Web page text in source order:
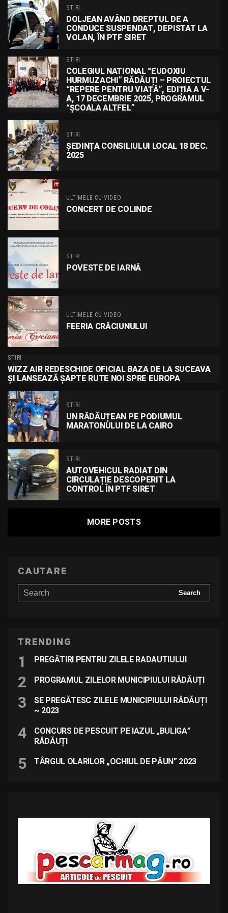
STIRI
DOLJEAN AVÂND DREPTUL DE A
CONDUCE SUSPENDAT, DEPISTAT LA
VOLAN, ÎN PTF SIRET
STIRI
COLEGIUL NATIONAL “EUDOXIU
HURMUZACHI” RĂDĂUȚI – PROIECTUL
“REPERE PENTRU VIAȚĂ”, EDIȚIA A V-
A, 17 DECEMBRIE 2025, PROGRAMUL
“ȘCOALA ALTFEL”
STIRI
ȘEDINȚA CONSILIULUI LOCAL 18 DEC.
2025
ULTIMELE CU VIDEO
CONCERT DE COLINDE
STIRI
POVESTE DE IARNĂ
ULTIMELE CU VIDEO
FEERIA CRĂCIUNULUI
STIRI
WIZZ AIR REDESCHIDE OFICIAL BAZA DE LA SUCEAVA
ȘI LANSEAZĂ ȘAPTE RUTE NOI SPRE EUROPA
STIRI
UN RĂDĂUȚEAN PE PODIUMUL
MARATONULUI DE LA CAIRO
STIRI
AUTOVEHICUL RADIAT DIN
CIRCULAȚIE DESCOPERIT LA
CONTROL ÎN PTF SIRET
MORE POSTS
CAUTARE
TRENDING
PREGĂTIRI PENTRU ZILELE RADAUTIULUI
PROGRAMUL ZILELOR MUNICIPIULUI RĂDĂUȚI
SE PREGĂTESC ZILELE MUNICIPIULUI RĂDĂUȚI
~ 2023
CONCURS DE PESCUIT PE IAZUL „BULIGA”
RĂDĂUȚI
TÂRGUL OLARILOR „OCHIUL DE PĂUN” 2023